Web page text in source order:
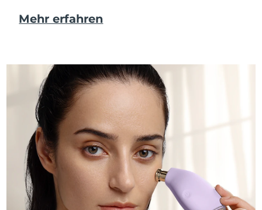
Mehr erfahren